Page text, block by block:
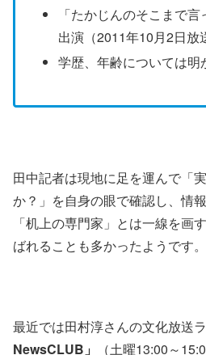
「たかじんのそこまで
出演（2011年10月2日放
学歴、年齢については明
田中記者は現地に足を運んで「
か？」を自身の眼で確認し、情
「机上の専門家」とは一線を画
ばれることも多かったようです。
最近では田村淳さんの文化放送
NewsCLUB」
（土曜13:00～